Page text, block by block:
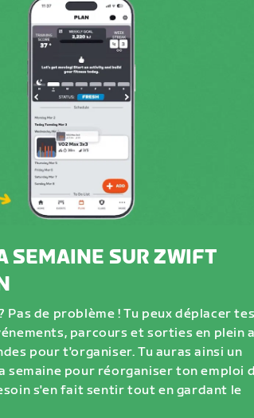
SEMAINE SUR ZWIFT
Pas de problème ! Tu peux déplacer tes
parcours et sorties en plein
pour t'organiser. Tu auras ainsi un
semaine pour réorganiser ton emploi
s'en fait sentir tout en gardant le